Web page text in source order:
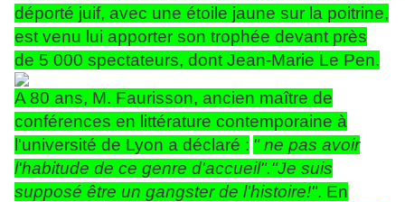
déporté juif, avec une étoile jaune sur la poitrine,
est venu lui apporter son trophée devant près
de 5 000 spectateurs, dont Jean-Marie Le Pen.
A 80 ans, M. Faurisson, ancien maître de
conférences en littérature contemporaine à
l'université de Lyon a déclaré : " ne pas avoir
l'habitude de ce genre d'accueil"."Je suis
supposé être un gangster de l'histoire!". En